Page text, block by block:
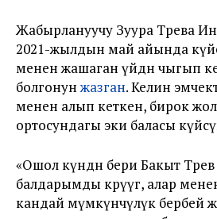
Жабырлануучу Зуура Төрөева
2021-жылдын май айында
менен жашаган үйдөн чыгып
болгонунжазган. Келин
менен алып кеткен, бирок
ортосундагы эки баласы
«Ошол күндөн бери Бакыт
балдарымды көрүүгө, алар
кандай мүмкүнчүлүк бербей